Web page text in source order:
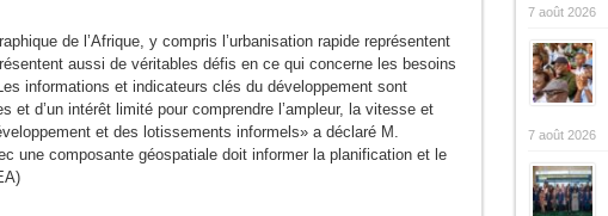
de l’Afrique, y compris l’urbanisation rapide représentent
aussi de véritables défis en ce qui concerne les besoins
informations et indicateurs clés du développement sont
et d’un intérêt limité pour comprendre l’ampleur, la vitesse et
et des lotissements informels» a déclaré M.
une composante géospatiale doit informer la planification et le
7 août 2026
7 août 2026